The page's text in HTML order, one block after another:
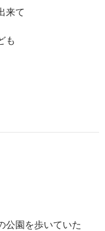
来て
も
公園を歩いていた